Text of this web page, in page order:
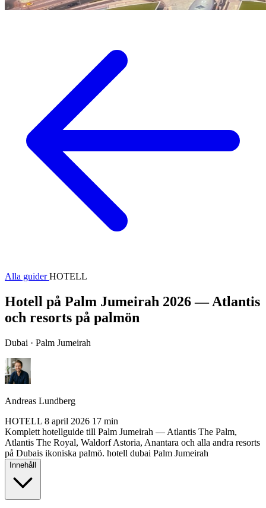
Alla guiderHOTELL
Hotell på Palm Jumeirah 2026 — Atlantis
och resorts på palmön
Dubai · Palm Jumeirah
Andreas Lundberg
HOTELL 8 april 2026 17 min
Komplett hotellguide till Palm Jumeirah — Atlantis The Palm,
Atlantis The Royal, Waldorf Astoria, Anantara och alla andra resorts
på Dubais ikoniska palmö. hotell dubai Palm Jumeirah
Innehåll